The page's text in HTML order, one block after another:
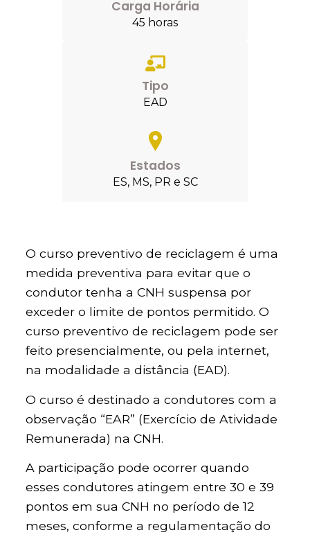
Carga Horária
45 horas
Tipo
EAD
Estados
ES, MS, PR e SC
O curso preventivo de reciclagem é uma
medida preventiva para evitar que o
condutor tenha a CNH suspensa por
exceder o limite de pontos permitido. O
curso preventivo de reciclagem pode ser
feito presencialmente, ou pela internet,
na modalidade a distância (EAD).
O curso é destinado a condutores com a
observação “EAR” (Exercício de Atividade
Remunerada) na CNH.
A participação pode ocorrer quando
esses condutores atingem entre 30 e 39
pontos em sua CNH no período de 12
meses, conforme a regulamentação do